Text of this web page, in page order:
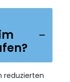
reduzierten